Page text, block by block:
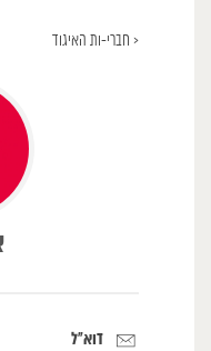
< חברי-ות האיגוד
דוא"ל